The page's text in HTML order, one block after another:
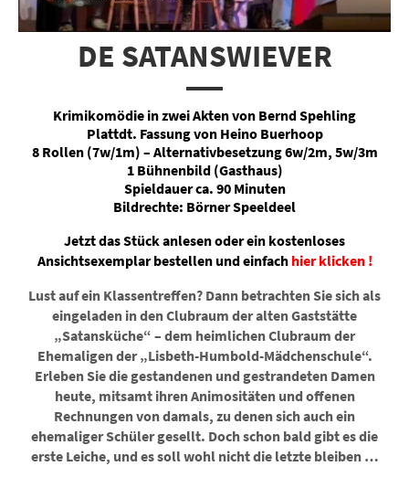
DE SATANSWIEVER
Krimikomödie in zwei Akten von Bernd Spehling
Plattdt. Fassung von Heino Buerhoop
8 Rollen (7w/1m) – Alternativbesetzung 6w/2m, 5w/3m
1 Bühnenbild (Gasthaus)
Spieldauer ca. 90 Minuten
Bildrechte: Börner Speeldeel
Jetzt das Stück anlesen oder ein kostenloses
Ansichtsexemplar bestellen und einfach hier klicken !
Lust auf ein Klassentreffen? Dann betrachten Sie sich als
eingeladen in den Clubraum der alten Gaststätte
„Satansküche“ – dem heimlichen Clubraum der
Ehemaligen der „Lisbeth-Humbold-Mädchenschule“.
Erleben Sie die gestandenen und gestrandeten Damen
heute, mitsamt ihren Animositäten und offenen
Rechnungen von damals, zu denen sich auch ein
ehemaliger Schüler gesellt. Doch schon bald gibt es die
erste Leiche, und es soll wohl nicht die letzte bleiben …